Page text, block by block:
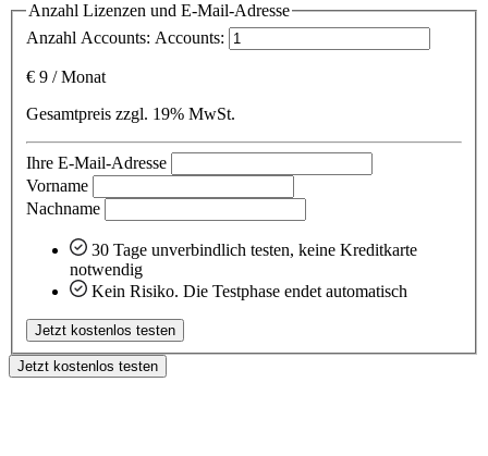
Anzahl Lizenzen und E-Mail-Adresse
Anzahl Accounts: Accounts:
€ 9 /Monat
Gesamtpreis zzgl. 19% MwSt.
Ihre E-Mail-Adresse
Vorname
Nachname
30 Tage unverbindlich testen, keine Kreditkarte
notwendig
Kein Risiko. Die Testphase endet automatisch